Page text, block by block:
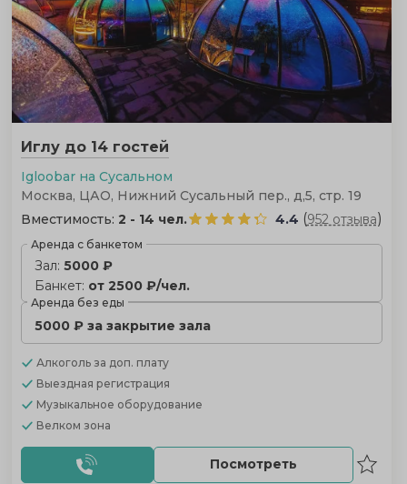
Иглу до 14 гостей
Igloobar на Сусальном
Москва, ЦАО, Нижний Сусальный пер., д,5, стр. 19
Вместимость: 2 - 14 чел. 4.4 (952 отзыва)
Аренда с банкетом
Зал: 5000 ₽
Банкет: от 2500 ₽/чел.
Аренда без еды
5000 ₽ за закрытие зала
Алкоголь за доп. плату
Выездная регистрация
Музыкальное оборудование
Велком зона
Посмотреть